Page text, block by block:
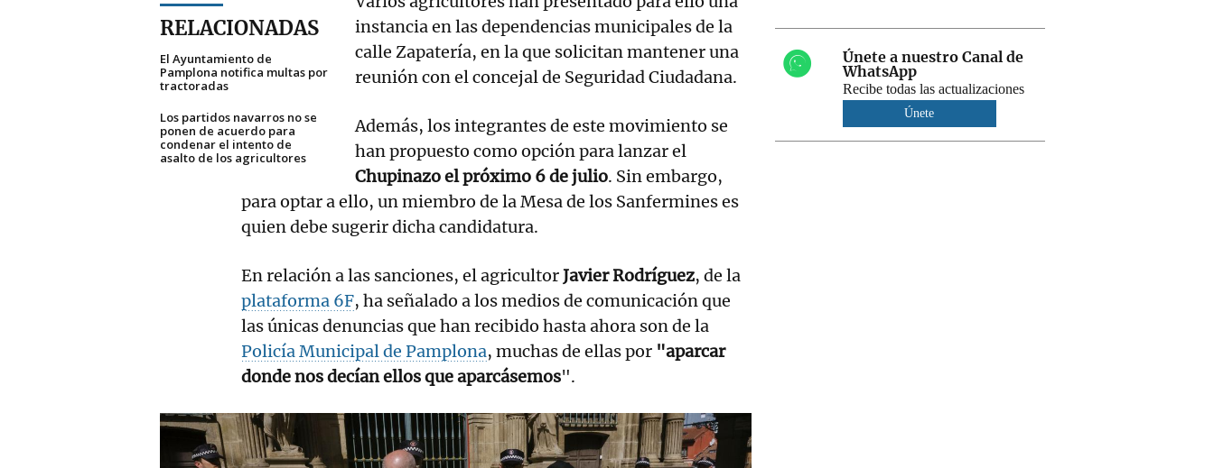
RELACIONADAS
El Ayuntamiento de
Pamplona notifica multas por
tractoradas
Los partidos navarros no se
ponen de acuerdo para
condenar el intento de
asalto de los agricultores
instancia en las dependencias municipales de la
calle Zapatería, en la que solicitan mantener una
reunión con el concejal de Seguridad Ciudadana.
Además, los integrantes de este movimiento se
han propuesto como opción para lanzar el
Chupinazo el próximo 6 de julio. Sin embargo,
para optar a ello, un miembro de la Mesa de los Sanfermines es
quien debe sugerir dicha candidatura.
En relación a las sanciones, el agricultorJavier Rodríguez, de la
plataforma 6F, ha señalado a los medios de comunicación que
las únicas denuncias que han recibido hasta ahora son de la
Policía Municipal de Pamplona, muchas de ellas por "aparcar
donde nos decían ellos que aparcásemos".
Únete a nuestro Canal de
WhatsApp
Recibe todas las actualizaciones
Únete